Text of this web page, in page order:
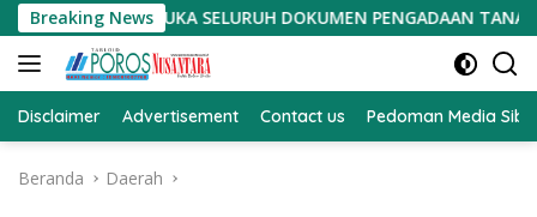
Langsung
ke
konten
Breaking News
SELURUH DOKUMEN PENGADAAN TANAH PSN Aksi
Disclaimer Advertisement Contact us Pedoman Media
Beranda Daerah